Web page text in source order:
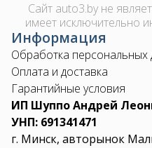
Сайт auto3.by не
имеет исключительно
Информация
Обработка персональных
Оплата и доставка
Гарантийные условия
ИП Шуппо Андрей
УНП: 691341471
г. Минск, авторынок